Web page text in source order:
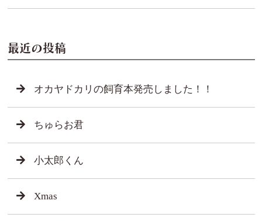
最近の投稿
オカヤドカリの飼育本発売しました！！
ちゅらお君
小太郎くん
Xmas